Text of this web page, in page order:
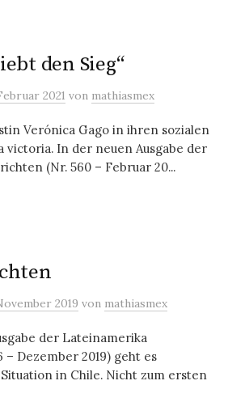
den Sieg“
2021 von mathiasmex
Verónica Gago in ihren sozialen
victoria. In der neuen Ausgabe der
(Nr. 560 – Februar 20...
2019 von mathiasmex
der Lateinamerika
Dezember 2019) geht es
in Chile. Nicht zum ersten